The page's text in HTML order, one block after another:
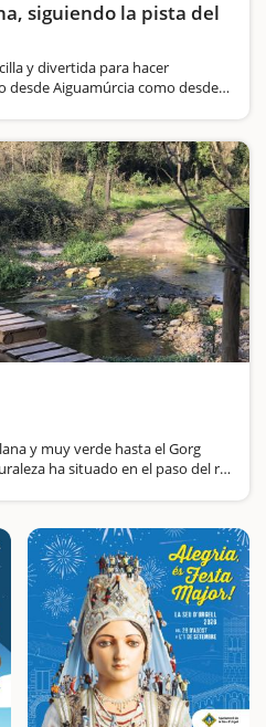
siguiendo la pista del
y divertida para hacer
desde Aiguamúrcia como desde
y muy verde hasta el Gorg
ha situado en el paso del río